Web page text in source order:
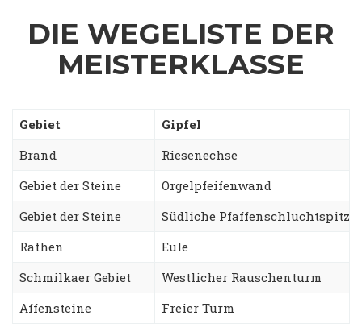
DIE WEGELISTE DER
MEISTERKLASSE
Gebiet
Gipfel
Brand
Riesenechse
Gebiet der Steine
Orgelpfeifenwand
Gebiet der Steine
Südliche Pfaffenschluchtspitze
Rathen
Eule
Schmilkaer Gebiet
Westlicher Rauschenturm
Affensteine
Freier Turm